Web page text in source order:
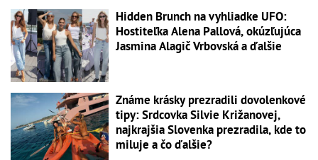
Hidden Brunch na vyhliadke UFO:
Hostiteľka Alena Pallová, okúzľujúca
Jasmina Alagič Vrbovská a ďalšie
Známe krásky prezradili dovolenkové
tipy: Srdcovka Silvie Križanovej,
najkrajšia Slovenka prezradila, kde to
miluje a čo ďalšie?